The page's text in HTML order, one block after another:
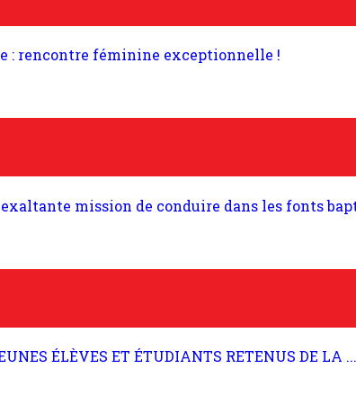
: rencontre féminine exceptionnelle !
mission de conduire dans les fonts
ÉLÈVES ET ÉTUDIANTS RETENUS DE LA ...